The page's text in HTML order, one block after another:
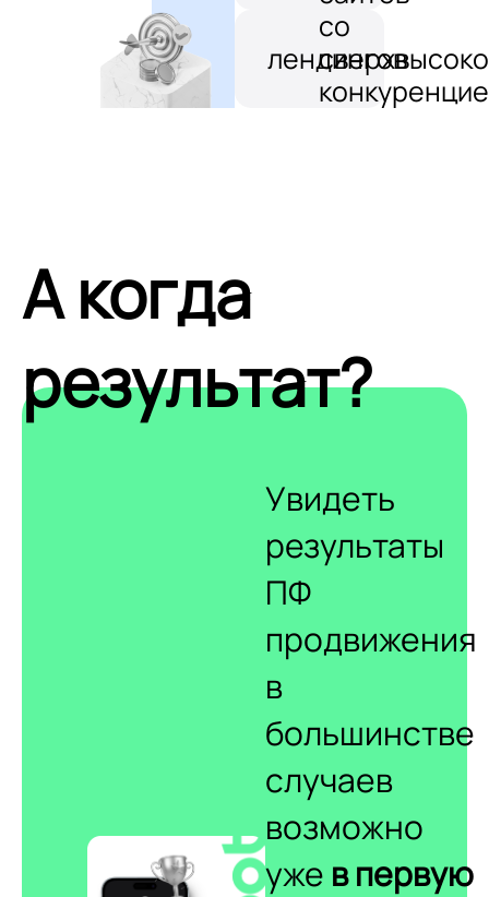
лендингов
со
А когда
результат?
Увидеть
результаты
ПФ
продвижения
в
большинстве
случаев
возможно
уже в первую